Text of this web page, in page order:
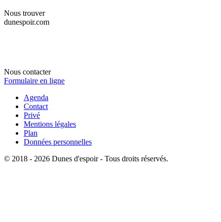
Nous trouver
dunespoir.com
Nous contacter
Formulaire en ligne
Agenda
Contact
Privé
Mentions légales
Plan
Données personnelles
© 2018 - 2026 Dunes d'espoir - Tous droits réservés.